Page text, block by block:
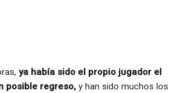
ya había sido el propio jugador el
posible regreso, y han sido muchos los